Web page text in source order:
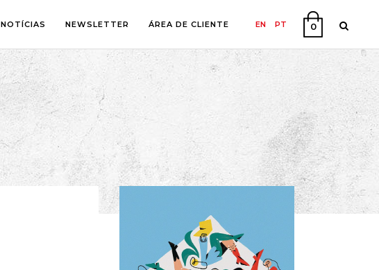
EN PT 0
FOTOGRAFIA
ILUSTRAÇÃO
LETTERING
COLLAGE
COMIC ART
LINE ART
NOTÍCIAS NEWSLETTER ÁREA DE CLIENTE